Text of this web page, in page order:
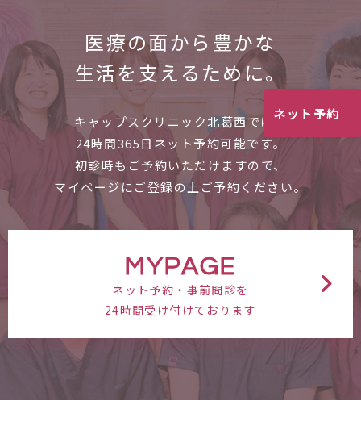
ネット予約
医療の面から 豊かな
生活を支えるために。
キャップスクリニック北葛西では、
24時間365日ネット予約可能です。
初診時もご予約いただけますので、
マイページにご登録の上ご予約ください。
MYPAGE
ネット予約・事前問診を
24時間受け付けております